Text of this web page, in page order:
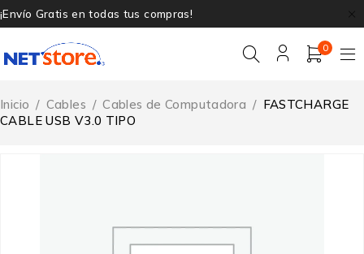
¡Envío Gratis en todas tus compras!
0
Inicio / Cables / Cables de Computadora / FASTCHARGE
CABLE USB V3.0 TIPO